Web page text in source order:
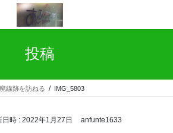
投稿
線跡を訪ねる IMG_5803
日時 : 2022年1月27日 anfunte1633